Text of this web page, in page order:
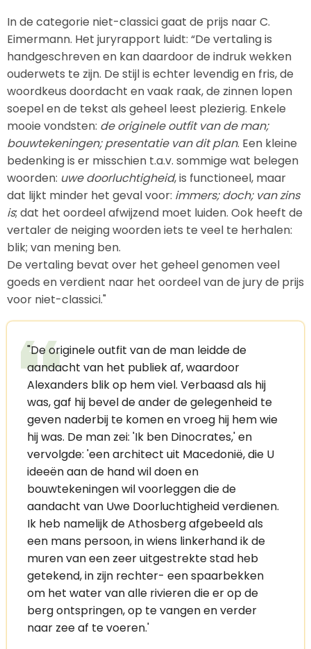
In de categorie niet-classici gaat de prijs naar C.
Eimermann. Het juryrapport luidt: “De vertaling is
handgeschreven en kan daardoor de indruk wekken
ouderwets te zijn. De stijl is echter levendig en fris, de
woordkeus doordacht en vaak raak, de zinnen lopen
soepel en de tekst als geheel leest plezierig. Enkele
mooie vondsten: de originele outfit van de man;
bouwtekeningen; presentatie van dit plan. Een kleine
bedenking is er misschien t.a.v. sommige wat belegen
woorden: uwe doorluchtigheid, is functioneel, maar
dat lijkt minder het geval voor: immers; doch; van zins
is; dat het oordeel afwijzend moet luiden. Ook heeft de
vertaler de neiging woorden iets te veel te herhalen:
blik; van mening ben.
De vertaling bevat over het geheel genomen veel
goeds en verdient naar het oordeel van de jury de prijs
voor niet-classici."
"De originele outfit van de man leidde de
aandacht van het publiek af, waardoor
Alexanders blik op hem viel. Verbaasd als hij
was, gaf hij bevel de ander de gelegenheid te
geven naderbij te komen en vroeg hij hem wie
hij was. De man zei: 'Ik ben Dinocrates,' en
vervolgde: 'een architect uit Macedonië, die U
ideeën aan de hand wil doen en
bouwtekeningen wil voorleggen die de
aandacht van Uwe Doorluchtigheid verdienen.
Ik heb namelijk de Athosberg afgebeeld als
een mans persoon, in wiens linkerhand ik de
muren van een zeer uitgestrekte stad heb
getekend, in zijn rechter- een spaarbekken
om het water van alle rivieren die er op de
berg ontspringen, op te vangen en verder
naar zee af te voeren.'